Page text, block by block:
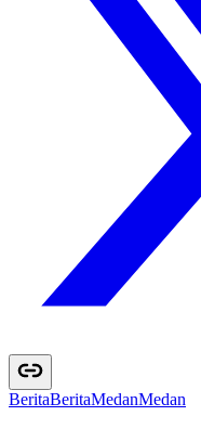
BeritaBeritaMedanMedan